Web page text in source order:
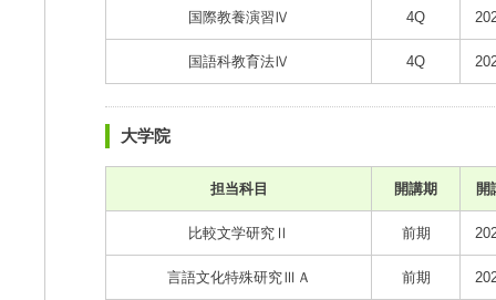
国際教養演習Ⅳ 4Q
国語科教育法Ⅳ 4Q
大学院
担当科目 開講期 開
比較文学研究Ⅱ 前期
言語文化特殊研究ⅢＡ 前期